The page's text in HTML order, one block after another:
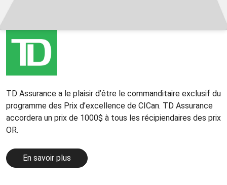
TD Assurance a le plaisir d’être le commanditaire exclusif du
programme des Prix d’excellence de CICan. TD Assurance
accordera un prix de 1000$ à tous les récipiendaires des prix
OR.
En savoir plus